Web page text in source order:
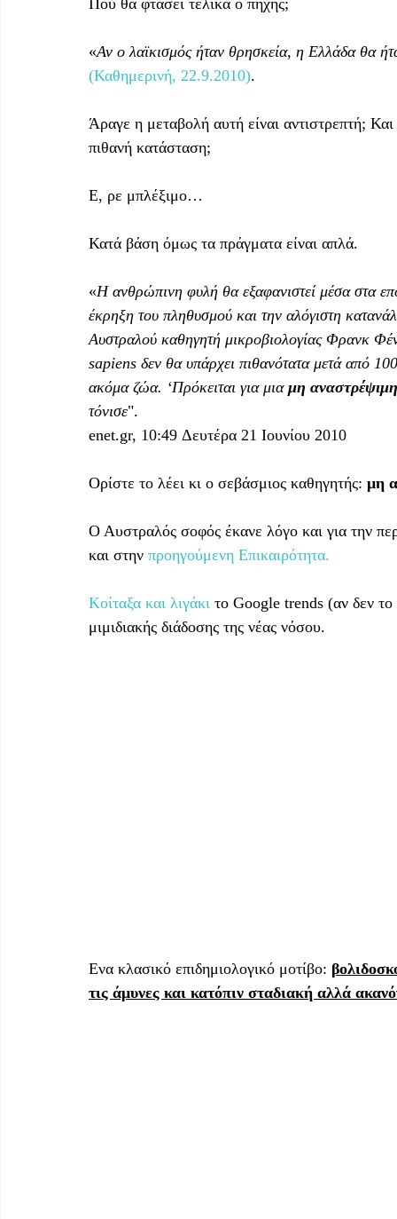
«Αν ο λαϊκισμός ήταν θρησκεία, η Ελλάδα θα
(Καθημερινή, 22.9.2010).
Άραγε η μεταβολή αυτή είναι αντιστρεπτή;
πιθανή κατάσταση;
Ε, ρε μπλέξιμο…
Κατά βάση όμως τα πράγματα είναι απλά.
«Η ανθρώπινη φυλή θα εξαφανιστεί μέσα στα
έκρηξη του πληθυσμού και την αλόγιστη
Αυστραλού καθηγητή μικροβιολογίας Φρανκ
sapiens δεν θα υπάρχει πιθανότατα μετά από
ακόμα ζώα. ‘Πρόκειται για μια μη
τόνισε".
enet.gr, 10:49 Δευτέρα 21 Ιουνίου 2010
Ορίστε το λέει κι ο σεβάσμιος καθηγητής: μη
Ο Αυστραλός σοφός έκανε λόγο και για την
και στην προηγούμενη Επικαιρότητα.
Κοίταξα και λιγάκι το Google trends (αν δεν
μιμιδιακής διάδοσης της νέας νόσου.
Ενα κλασικό επιδημιολογικό μοτίβο:
τις άμυνες και κατόπιν σταδιακή αλλά